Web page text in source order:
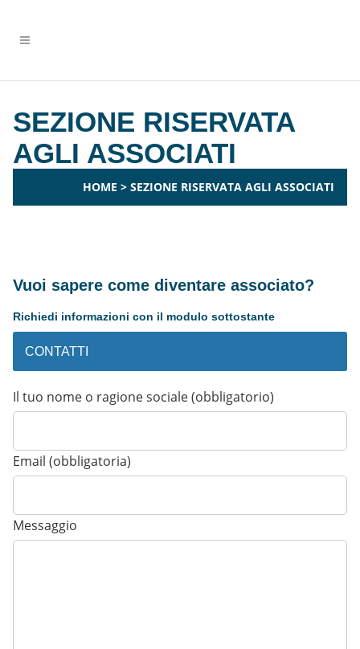
SEZIONE RISERVATA
AGLI ASSOCIATI
HOME > SEZIONE RISERVATA AGLI ASSOCIATI
Vuoi sapere come diventare associato?
Richiedi informazioni con il modulo sottostante
CONTATTI
Il tuo nome o ragione sociale (obbligatorio)
Email (obbligatoria)
Messaggio